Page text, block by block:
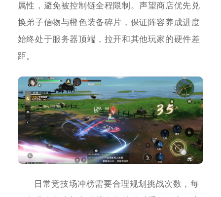
属性，避免被控制链全程限制。声望商店优先兑
换弟子信物与橙色装备碎片，保证阵容养成进度
始终处于服务器顶端，拉开和其他玩家的硬件差
距。
日常竞技场冲榜需要合理规划挑战次数，每